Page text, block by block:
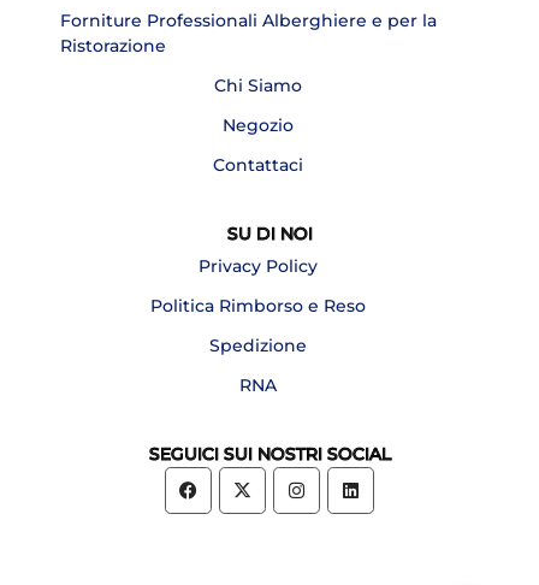
Forniture Professionali Alberghiere e per la
Ristorazione
Chi Siamo
Negozio
Contattaci
SU DI NOI
Privacy Policy
Politica Rimborso e Reso
Spedizione
RNA
SEGUICI SUI NOSTRI SOCIAL